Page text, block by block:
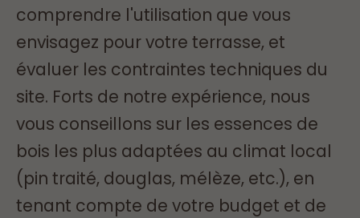
comprendre l'utilisation que vous
envisagez pour votre terrasse, et
évaluer les contraintes techniques du
site. Forts de notre expérience, nous
vous conseillons sur les essences de
bois les plus adaptées au climat local
(pin traité, douglas, mélèze, etc.), en
tenant compte de votre budget et de